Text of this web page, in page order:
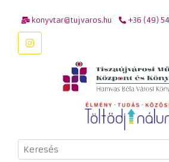
konyvtar@tujvaros.hu +36 (49)
Keresés